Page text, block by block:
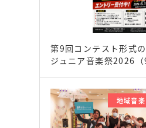
第9回コンテスト形式
ジュニア音楽祭2026（
地域音